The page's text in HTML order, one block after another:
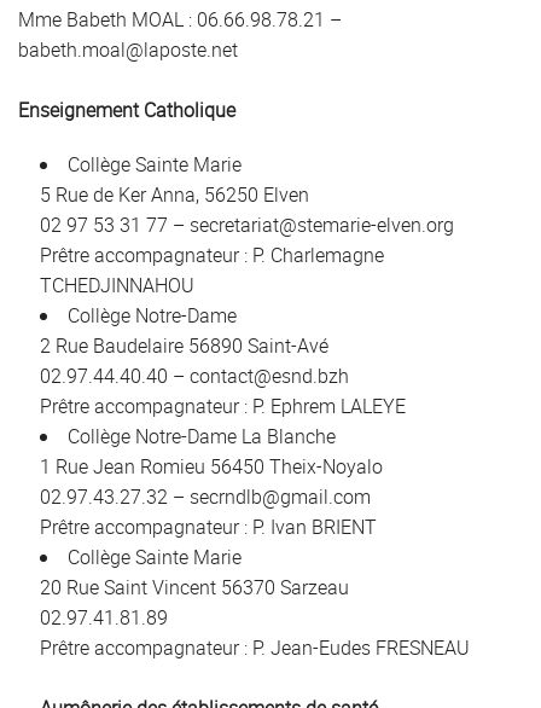
Mme Babeth MOAL : 06.66.98.78.21 –
babeth.moal@laposte.net
Enseignement Catholique
Collège Sainte Marie
5 Rue de Ker Anna, 56250 Elven
02 97 53 31 77 – secretariat@stemarie-elven.org
Prêtre accompagnateur : P. Charlemagne
TCHEDJINNAHOU
Collège Notre-Dame
2 Rue Baudelaire 56890 Saint-Avé
02.97.44.40.40 – contact@esnd.bzh
Prêtre accompagnateur : P. Ephrem LALEYE
Collège Notre-Dame La Blanche
1 Rue Jean Romieu 56450 Theix-Noyalo
02.97.43.27.32 – secrndlb@gmail.com
Prêtre accompagnateur : P. Ivan BRIENT
Collège Sainte Marie
20 Rue Saint Vincent 56370 Sarzeau
02.97.41.81.89
Prêtre accompagnateur : P. Jean-Eudes FRESNEAU